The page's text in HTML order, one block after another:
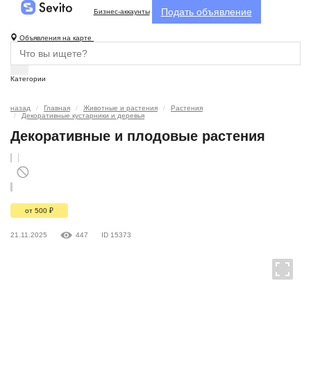
Бизнес-аккаунты Подать объявление
Объявления на карте
Категории
назад Главная Животные и растения
Растения
Декоративные кустарники и деревья
Декоративные и плодовые растения
от 500 ₽
21.11.2025 447 ID 15373